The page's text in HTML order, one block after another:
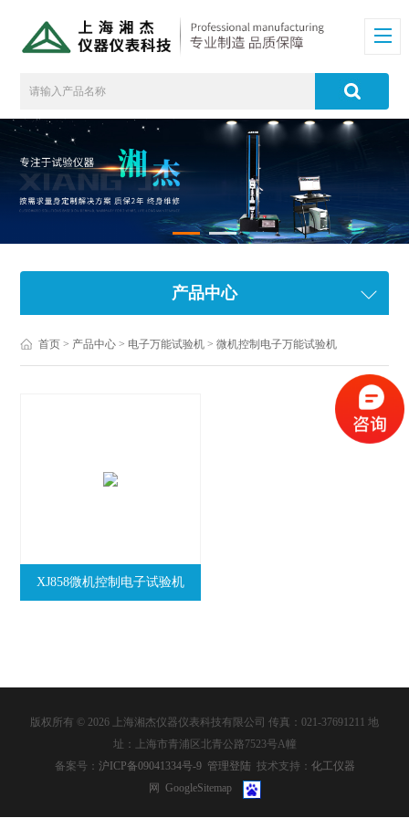
产品中心
首页 > 产品中心 > 电子万能试验机 >微机控制电子万能试验机
XJ858微机控制电子试验机
版权所有 © 2026 上海湘杰仪器仪表科技有限公司 传真：021-37691211 地
址：上海市青浦区北青公路7523号A幢
备案号： 沪ICP备09041334号-9 管理登陆 技术支持： 化工仪器
网 GoogleSitemap